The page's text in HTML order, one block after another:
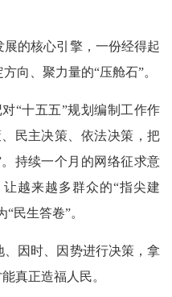
的核心引擎，一份经得起
向、聚力量的“压舱石”。
“十五五”规划编制工作作
民主决策、依法决策，把
持续一个月的网络征求意
越来越多群众的“指尖建
民生答卷”。
因时、因势进行决策，拿
真正造福人民。